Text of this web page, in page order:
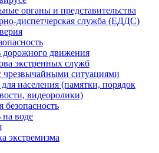
органы и представительства
диспетчерская служба (ЕДДС)
дорожного движения
экстренных служб
чрезвычайными ситуациями
населения (памятки, порядок
видеоролики)
безопасность
на воде
экстремизма